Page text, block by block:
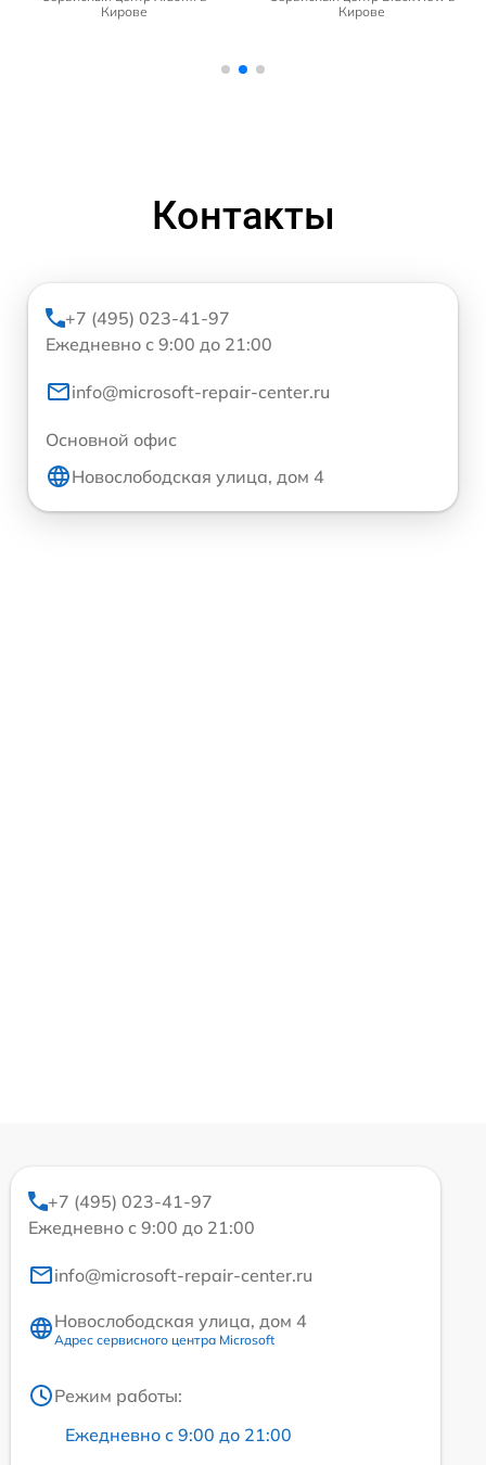
Кирове
Кирове
Контакты
+7 (495) 023-41-97
Ежедневно с 9:00 до 21:00
info@microsoft-repair-center.ru
Основной офис
Новослободская улица, дом 4
+7 (495) 023-41-97
Ежедневно с 9:00 до 21:00
info@microsoft-repair-center.ru
Новослободская улица, дом 4
Адрес сервисного центра Microsoft
Режим работы:
Ежедневно с 9:00 до 21:00